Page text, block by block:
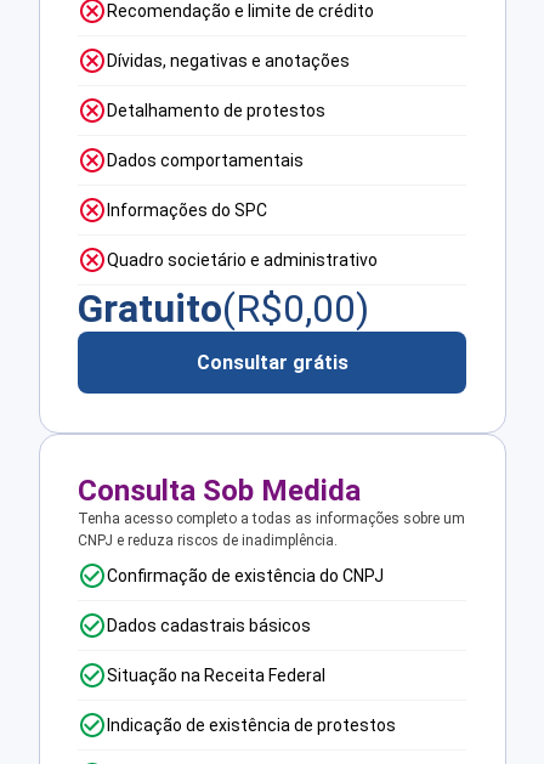
Recomendação e limite de crédito
Dívidas, negativas e anotações
Detalhamento de protestos
Dados comportamentais
Informações do SPC
Quadro societário e administrativo
Gratuito(R$0,00)
Consultar grátis
Consulta Sob Medida
Tenha acesso completo a todas as informações sobre um
CNPJ e reduza riscos de inadimplência.
Confirmação de existência do CNPJ
Dados cadastrais básicos
Situação na Receita Federal
Indicação de existência de protestos